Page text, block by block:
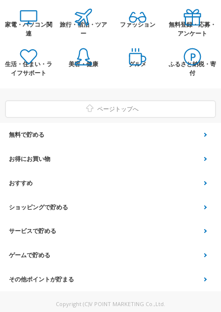
家電・パソコン関
連
旅行・宿泊・ツア
ー
ファッション
無料登録・応募・
アンケート
生活・住まい・ラ
イフサポート
美容・健康 グルメ
ふるさと納税・寄
付
ページトップへ
無料で貯める
ゲーム
Vアンケート
アプリ利用
クイズ
スクラッチ
お得にお買い物
Yahoo!ショッピング
Vサンプル
エコなお買い物
Vモニター
おすすめ
Vくじ
チラシ
aruku&
Vポイント運用
ショッピングで貯める
Yahoo! JAPANサービス
総合・デパート・TV通販
家電・パソコン関連
サービスで貯める
マネー･銀行･保険
車・スポーツ・趣味
旅行・宿泊・ツアー
ゲームで貯める
Vポイントルーレット
Vポイントスロット
その他ポイントが貯まる
アンケートで貯めるCopyright (C)V POINT MARKETING Co.,Ltd.